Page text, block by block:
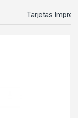
Tarjetas